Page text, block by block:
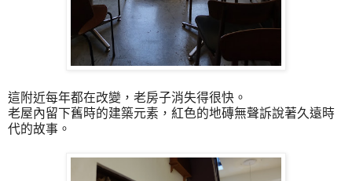
這附近每年都在改變，老房子消失得很快。
老屋內留下舊時的建築元素，紅色的地磚無聲訴說著久遠時
代的故事。